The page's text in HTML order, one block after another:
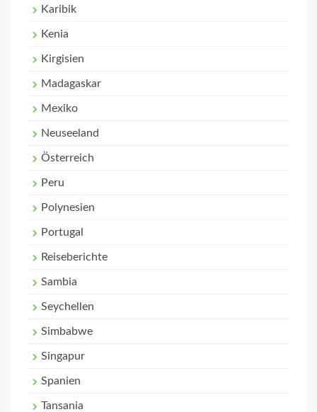
Karibik
Kenia
Kirgisien
Madagaskar
Mexiko
Neuseeland
Österreich
Peru
Polynesien
Portugal
Reiseberichte
Sambia
Seychellen
Simbabwe
Singapur
Spanien
Tansania